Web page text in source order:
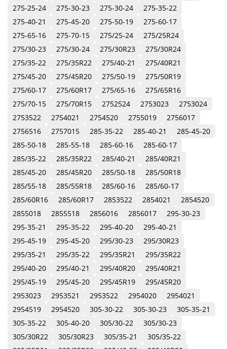
275-25-24
275-30-23 275-30-24
275-35-22
275-40-21
275-45-20 275-50-19
275-60-17
275-65-16
275-70-15 275/25-24
275/25R24
275/30-23
275/30-24 275/30R23
275/30R24
275/35-22
275/35R22 275/40-21
275/40R21
275/45-20
275/45R20 275/50-19
275/50R19
275/60-17
275/60R17 275/65-16
275/65R16
275/70-15
275/70R15 2752524 2753023
2753024
2753522
2754021 2754520 2755019
2756017
2756516
2757015 285-35-22 285-40-21
285-45-20
285-50-18
285-55-18 285-60-16
285-60-17
285/35-22
285/35R22 285/40-21
285/40R21
285/45-20
285/45R20 285/50-18
285/50R18
285/55-18
285/55R18 285/60-16
285/60-17
285/60R16
285/60R17 2853522 2854021
2854520
2855018
2855518 2856016 2856017
295-30-23
295-35-21
295-35-22 295-40-20
295-40-21
295-45-19
295-45-20 295/30-23
295/30R23
295/35-21
295/35-22 295/35R21
295/35R22
295/40-20
295/40-21 295/40R20
295/40R21
295/45-19
295/45-20 295/45R19
295/45R20
2953023
2953521 2953522 2954020
2954021
2954519
2954520 305-30-22 305-30-23
305-35-21
305-35-22
305-40-20 305/30-22
305/30-23
305/30R22
305/30R23 305/35-21
305/35-22